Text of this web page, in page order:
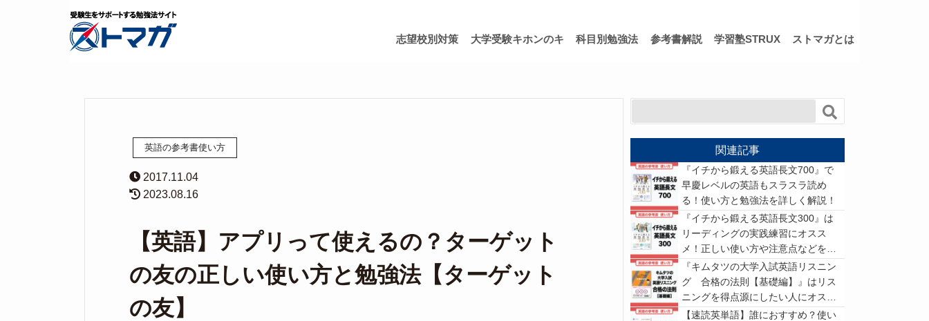
志望校別対策 大学受験キホンのキ 科目別勉強法 参考書解説 学習塾STRUX ストマガとは
英語の参考書使い方
2017.11.04
2023.08.16
【英語】アプリって使えるの？ターゲット
の友の正しい使い方と勉強法【ターゲット
の友】
関連記事
『イチから鍛える英語長文700』で
早慶レベルの英語もスラスラ読め
る！使い方と勉強法を詳しく解説！
『イチから鍛える英語長文300』は
リーディングの実践練習にオスス
メ！正しい使い方や注意点などを解
説
『キムタツの大学入試英語リスニン
グ 合格の法則【基礎編】』はリス
ニングを得点源にしたい人にオスス
メ！正しい使い方や注意点なども解
【速読英単語】誰におすすめ？使い